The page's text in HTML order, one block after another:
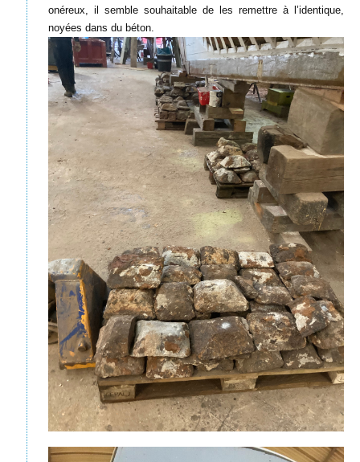
onéreux, il semble souhaitable de les remettre à l’identique,
noyées dans du béton.